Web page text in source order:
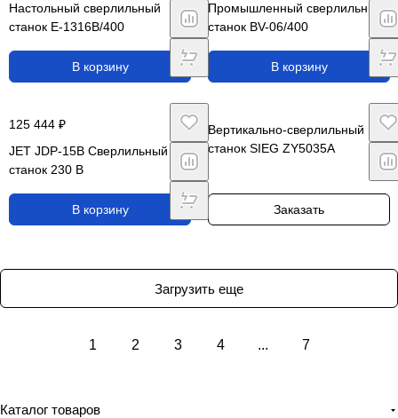
Настольный сверлильный
станок E-1316B/400
В корзину
Промышленный сверлильный
станок BV-06/400
В корзину
125 444 ₽
JET JDP-15B Сверлильный
станок 230 В
В корзину
Вертикально-сверлильный
станок SIEG ZY5035A
Заказать
Загрузить еще
1 2 3 4 ... 7
Каталог товаров